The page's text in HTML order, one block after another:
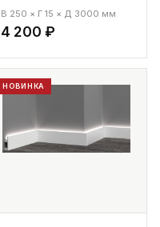
В 250 × Г 15 × Д 3000 мм
4 200 ₽
НОВИНКА